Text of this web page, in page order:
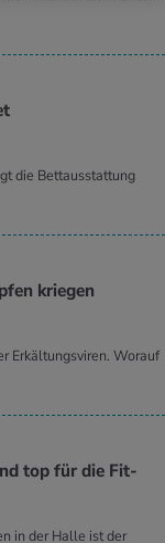
die Bettausstattung
krie­gen
Erkältungsviren. Worauf
top für die Fit­
in der Halle ist der